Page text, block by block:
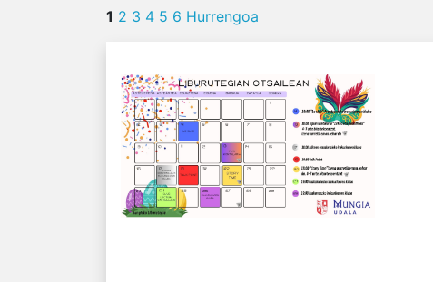
1 2 3 4 5 6 Hurrengoa